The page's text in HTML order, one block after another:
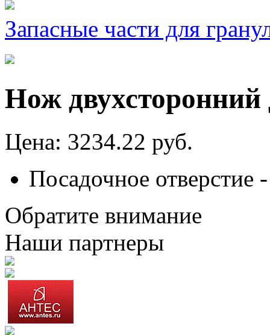
Запасные части для
Нож
Цена: 3234.22 руб.
Посадочное
Обратите внимание
Наши партнеры